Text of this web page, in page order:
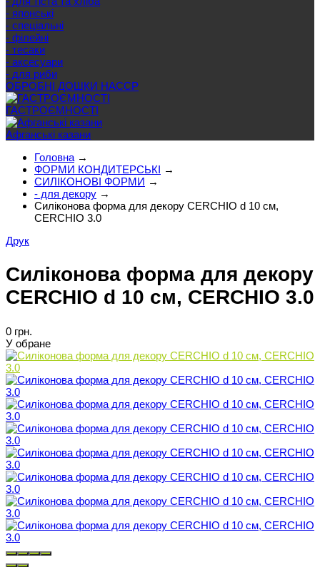
- японські
- спеціальні
- філейні
- тесаки
- аксесуари
- для риби
ОБРОБНІ ДОШКИ HACCP
ГАСТРОЄМНОСТІ
Афганські казани
Головна →
ФОРМИ КОНДИТЕРСЬКІ →
СИЛІКОНОВІ ФОРМИ →
- для декору →
Силіконова форма для декору CERCHIO d 10 см,
CERCHIO 3.0
Друк
Силіконова форма для декору
CERCHIO d 10 см, CERCHIO 3.0
0 грн.
У обране